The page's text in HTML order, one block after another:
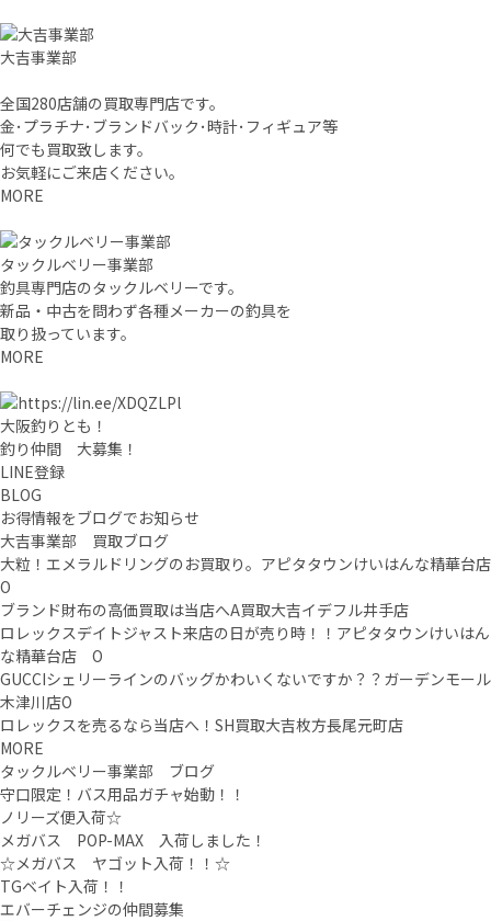
大吉事業部
全国280店舗の買取専門店です。
金･プラチナ･ブランドバック･時計･フィギュア等
何でも買取致します。
お気軽にご来店ください。
MORE
タックルベリー事業部
釣具専門店のタックルベリーです。
新品・中古を問わず各種メーカーの釣具を
取り扱っています。
MORE
大阪釣りとも！
釣り仲間 大募集！
LINE登録
BLOG
お得情報をブログでお知らせ
大吉事業部 買取ブログ
大粒！エメラルドリングのお買取り。アピタタウンけいはんな精華台店
O
ブランド財布の高価買取は当店へA買取大吉イデフル井手店
ロレックスデイトジャスト来店の日が売り時！！アピタタウンけいはん
な精華台店 O
GUCCIシェリーラインのバッグかわいくないですか？？ガーデンモール
木津川店O
ロレックスを売るなら当店へ！SH買取大吉枚方長尾元町店
MORE
タックルベリー事業部 ブログ
守口限定！バス用品ガチャ始動！！
ノリーズ便入荷☆
メガバス POP-MAX 入荷しました！
☆メガバス ヤゴット入荷！！☆
TGベイト入荷！！
エバーチェ ンジの仲間募集